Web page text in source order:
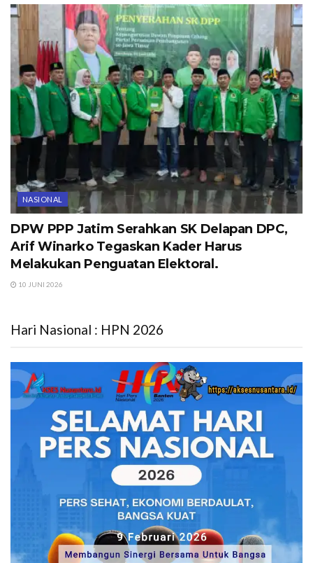
NASIONAL
DPW PPP Jatim Serahkan SK Delapan DPC,
Arif Winarko Tegaskan Kader Harus
Melakukan Penguatan Elektoral.
10 JUNI 2026
Hari Nasional : HPN 2026